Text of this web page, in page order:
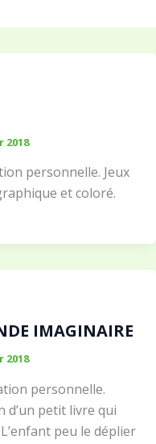
2018
personnelle. Jeux
et coloré.
IMAGINAIRE
2018
personnelle.
d’un petit livre qui
peu le déplier